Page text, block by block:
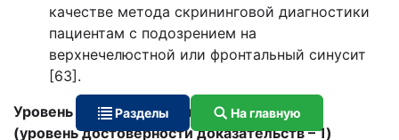
качестве метода скрининговой диагностики
пациентам с подозрением на
верхнечелюстной или фронтальный синусит
[63].
Уровень убедительности рекомендаций B
(уровень достоверности доказательств – 1)
Разделы На главную